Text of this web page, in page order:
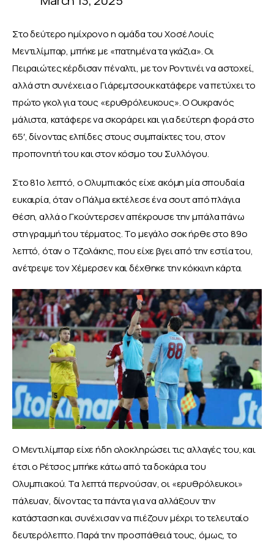
Στο δεύτερο ημίχρονο η ομάδα του Χοσέ Λουίς
Μεντιλίμπαρ, μπήκε με «πατημένα τα γκάζια». Οι
Πειραιώτες κέρδισαν πέναλτι, με τον Ροντινέι να αστοχεί,
αλλά στη συνέχεια ο Γιάρεμτσουκ κατάφερε να πετύχει το
πρώτο γκολ για τους «ερυθρόλευκους». Ο Ουκρανός
μάλιστα, κατάφερε να σκοράρει και για δεύτερη φορά στο
65′, δίνοντας ελπίδες στους συμπαίκτες του, στον
προπονητή του και στον κόσμο του Συλλόγου.
Στο 81ο λεπτό, ο Ολυμπιακός είχε ακόμη μία σπουδαία
ευκαιρία, όταν ο Πάλμα εκτέλεσε ένα σουτ από πλάγια
θέση, αλλά ο Γκούντερσεν απέκρουσε την μπάλα πάνω
στη γραμμή του τέρματος. Το μεγάλο σοκ ήρθε στο 89ο
λεπτό, όταν ο Τζολάκης, που είχε βγει από την εστία του,
ανέτρεψε τον Χέμερσεν και δέχθηκε την κόκκινη κάρτα.
Ο Μεντιλίμπαρ είχε ήδη ολοκληρώσει τις αλλαγές του, και
έτσι ο Ρέτσος μπήκε κάτω από τα δοκάρια του
Ολυμπιακού. Τα λεπτά περνούσαν, οι «ερυθρόλευκοι»
πάλευαν, δίνοντας τα πάντα για να αλλάξουν την
κατάσταση και συνέχισαν να πιέζουν μέχρι το τελευταίο
δευτερόλεπτο. Παρά την προσπάθειά τους, όμως, το